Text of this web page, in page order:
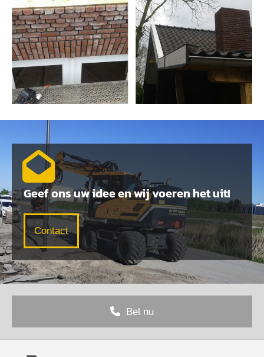
Geef ons uw idee en wij voeren het uit!
Contact
Bel nu